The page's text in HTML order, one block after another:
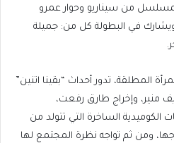
من سيناريو وحوار عمرو
في البطولة كل من: جميلة
المطلقة، تدور أحداث “بقينا اتنين”
منير، وإخراج طارق رفعت،
الساخرة التي تتولد من
ومن ثم تواجه نظرة المجتمع لها